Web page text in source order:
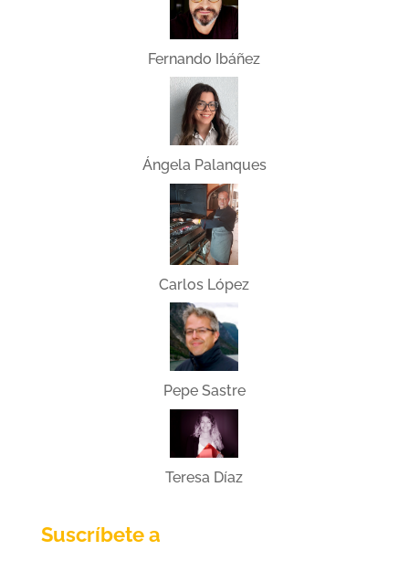
Fernando Ibáñez
Ángela Palanques
Carlos López
Pepe Sastre
Teresa Díaz
Suscríbete a